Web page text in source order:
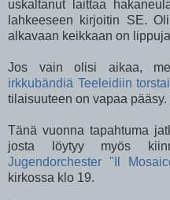
uskaltanut laittaa
lahkeeseen kirjoitin SE.
alkavaan keikkaan on
Jos vain olisi aikaa,
irkkubändiä Teeleidiin
tilaisuuteen on vapaa pääsy.
Tänä vuonna tapahtuma
josta löytyy myös
Jugendorchester "Il
kirkossa klo 19.